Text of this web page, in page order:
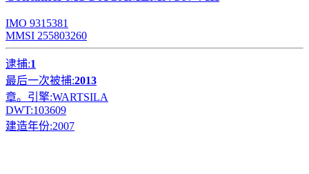
IMO 9315381
MMSI 255803260
逮捕:1
最后一次被捕:2013
章。引擎:WARTSILA
DWT:103609
建造年份:2007